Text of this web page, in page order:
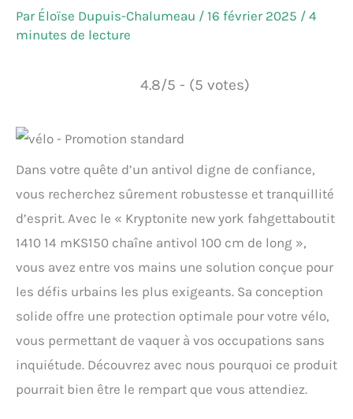
Par Éloïse Dupuis-Chalumeau / 16 février 2025 / 4
minutes de lecture
4.8/5 - (5 votes)
Dans votre quête d’un antivol digne de confiance,
vous recherchez sûrement robustesse et tranquillité
d’esprit. Avec le « Kryptonite new york fahgettaboutit
1410 14 mKS150 chaîne antivol 100 cm de long »,
vous avez entre vos mains une solution conçue pour
les défis urbains les plus exigeants. Sa conception
solide offre une protection optimale pour votre vélo,
vous permettant de vaquer à vos occupations sans
inquiétude. Découvrez avec nous pourquoi ce produit
pourrait bien être le rempart que vous attendiez.